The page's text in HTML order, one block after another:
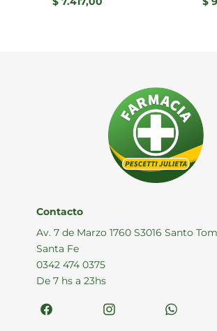
Contacto
Av. 7 de Marzo 1760 S3016 Santo
Santa Fe
0342 474 0375
De 7 hs a 23hs